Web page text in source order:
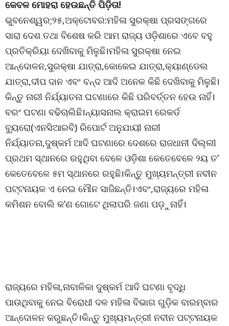
କେବଳ ମୋହରା ହେଉଛନ୍ତି ପିଡ଼ିତା!
ଭୁବନେଶ୍ୱର;୨୫,ଅକ୍ଟୋବର:ମହିଳା ସୁରକ୍ଷା ପ୍ରସଙ୍ଗରେ
ସାରା ଦେଶ ତଥା ବିଶେଷ କରି ଆମ ରାଜ୍ୟ ଓଡ଼ିଶାରେ ଏବେ ବହୁ
ପ୍ରତିକ୍ରିୟା ଦେଖିବାକୁ ମିଳୁଛି।ମହିଳା ସୁରକ୍ଷା ନେଇ
ଆନ୍ଦୋଳନ,ସୁରକ୍ଷା ଯାତ୍ରା,କୋକେଇ ଯାତ୍ରା,କ୍ୟାଣ୍ଡେଲ
ଯାତ୍ରା,ଦୀପ ଦାନ ଏବଂ ବନ୍ଦ ଆଦି ଅନେକ କିଛି ଦେଖିବାକୁ ମିଳୁଛି।
କିନ୍ତୁ ନାରୀ ନିର୍ଯ୍ୟାତନା ଘଟଣାରେ କିଛି ପରିବର୍ତ୍ତନ ହେଉ ନାହିଁ।
ବରଂ ଘଟଣା ବଢିଚାଲିଛି।ନ୍ୟାସନାଲ କ୍ରାଇମ ରେକର୍ଡ
ବ୍ୟୁରୋ(ଏନସିଆରବି) ରିପୋର୍ଟ ଅନୁଯାୟୀ ନାରୀ
ନିର୍ଯ୍ୟାତନା,ଦୁଷ୍କର୍ମ ଆଦି ଘଟଣାରେ ଦେଶରେ ରାଜଧାନୀ ଦିଲ୍ଲୀ
ପ୍ରଥମ ସ୍ଥାନରେ ରହୁଥିବା ବେଳେ ଓଡ଼ିଶା କେତେବେଳେ ୨ୟ ତ’
କେତେବେଳେ ୫ମ ସ୍ଥାନରେ ରହୁଛି।କିନ୍ତୁ ମୁଖ୍ୟମନ୍ତ୍ରୀ ନବୀନ
ପଟ୍ଟନାୟକ ଏ ନେଇ ମୌନ ସାଜିଛନ୍ତି।ଏବଂ,ରାଜ୍ୟରେ ମହିଳା
କମିଶନ ବୋଲି କ’ଣ ଗୋଟେ ଥିଲାପରି ଜଣା ପଡ଼ୁନାହିଁ।
ରାଜ୍ୟରେ ମହିଳା,ନାବାଳିକା ଦୁଷ୍କର୍ମ ଆଦି ଘଟଣା ବୃଦ୍ଧି
ପାଉଥିବାକୁ ନେଇ ବିରୋଧୀ ଦଳ ମହିଳା ବିଭାଗ ଗୁଡ଼ିକ ବାରମ୍ବାର
ଆନ୍ଦୋଳନ କରୁଛନ୍ତି।କିନ୍ତୁ ମୁଖ୍ୟମନ୍ତ୍ରୀ ନବୀନ ପଟ୍ଟନାୟକ